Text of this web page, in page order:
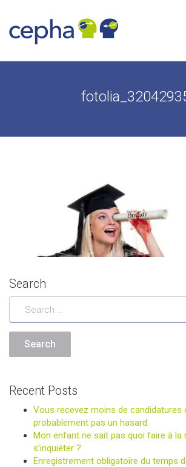
contenu
Search
Recent Posts
Vous recevez moins de candidatures
probablement pas un hasard.
Mon enfant ne sait pas quoi faire à la
s’inquiéter ?
Enregistrement obligatoire du temps